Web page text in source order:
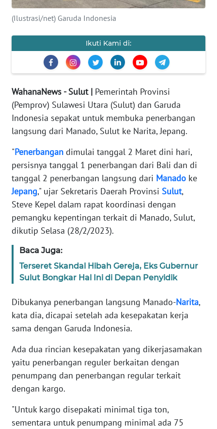
(Ilustrasi/net) Garuda Indonesia
Ikuti Kami di:
WahanaNews - Sulut | Pemerintah Provinsi
(Pemprov) Sulawesi Utara (Sulut) dan Garuda
Indonesia sepakat untuk membuka penerbangan
langsung dari Manado, Sulut ke Narita, Jepang.
"Penerbangan dimulai tanggal 2 Maret dini hari,
persisnya tanggal 1 penerbangan dari Bali dan di
tanggal 2 penerbangan langsung dari Manado ke
Jepang," ujar Sekretaris Daerah Provinsi Sulut,
Steve Kepel dalam rapat koordinasi dengan
pemangku kepentingan terkait di Manado, Sulut,
dikutip Selasa (28/2/2023).
Baca Juga:
Terseret Skandal Hibah Gereja, Eks Gubernur
Sulut Bongkar Hal Ini di Depan Penyidik
Dibukanya penerbangan langsung Manado-Narita,
kata dia, dicapai setelah ada kesepakatan kerja
sama dengan Garuda Indonesia.
Ada dua rincian kesepakatan yang dikerjasamakan
yaitu penerbangan reguler berkaitan dengan
penumpang dan penerbangan regular terkait
dengan kargo.
"Untuk kargo disepakati minimal tiga ton,
sementara untuk penumpang minimal ada 75
INFO
PEDOMAN
MEDIA
SIBER
REDAKSI
KARIR
DISCLAIMER
Wahana
News
Regional
SUMUT
JAKARTA
WN
WN
BANTEN
NTT